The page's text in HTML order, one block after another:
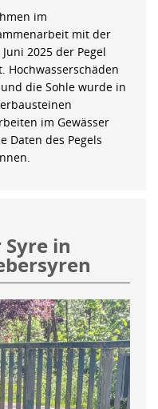
im
mit der
2025 der Pegel
Hochwasserschäden
die Sohle wurde in
im Gewässer
Daten des Pegels
in